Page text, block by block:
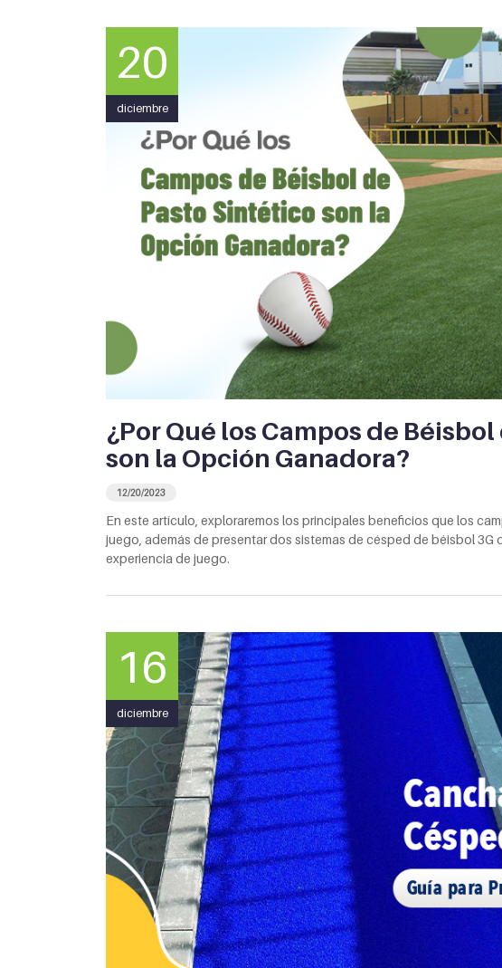
20
diciembre
¿Por Qué los Campos de
son la Opción Ganadora?
12/20/2023
En este artículo, exploraremos los principales beneficios que los
juego, además de presentar dos sistemas de césped de béisbol 3G
experiencia de juego.
16
diciembre